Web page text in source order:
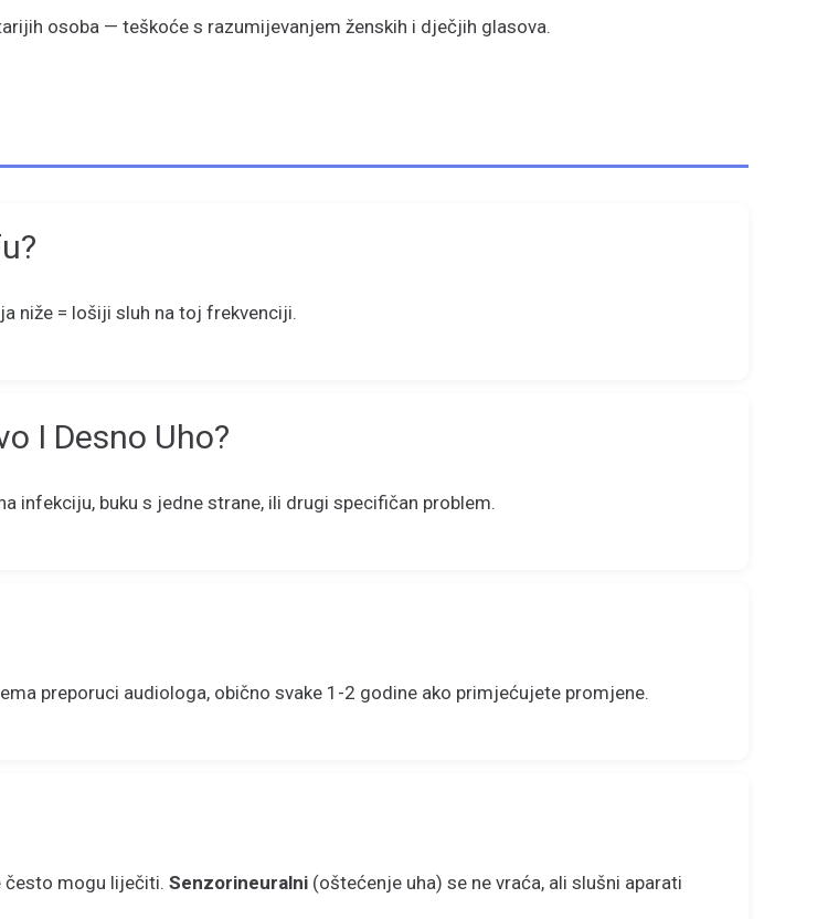
osoba — teškoće s razumijevanjem ženskih i dječjih glasova.
niže = lošiji sluh na toj frekvenciji.
I Desno Uho?
infekciju, buku s jedne strane, ili drugi specifičan problem.
preporuci audiologa, obično svake 1-2 godine ako primjećujete promjene.
često mogu liječiti. Senzorineuralni (oštećenje uha) se ne vraća, ali slušni aparati